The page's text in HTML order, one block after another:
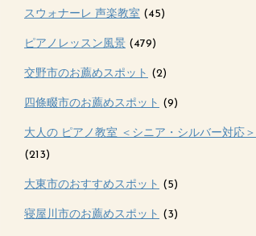
スウォナーレ 声楽教室 (45)
ピアノレッスン風景 (479)
交野市のお薦めスポット (2)
四條畷市のお薦めスポット (9)
大人の ピアノ教室 ＜シニア・シルバー対応＞
(213)
大東市のおすすめスポット (5)
寝屋川市のお薦めスポット (3)